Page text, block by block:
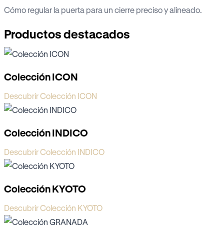
Cómo regular la puerta para un cierre preciso y alineado.
Productos destacados
Colección ICON
Descubrir Colección ICON
Colección INDICO
Descubrir Colección INDICO
Colección KYOTO
Descubrir Colección KYOTO